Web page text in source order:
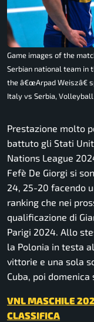
Game images of the
Serbian national team in
the â€œArpad Weiszâ€
Italy vs Serbia,
Prestazione molto
battuto gli Stati
Nations League
Fefè De Giorgi si
24, 25-20 facendo
ranking che nei
qualificazione di
Parigi 2024. Allo
la Polonia in testa
vittorie e una sola
Cuba, poi
VNL MASCHILE
CLASSIFICA